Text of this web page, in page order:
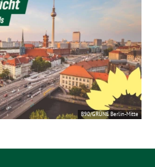
B90/GRÜNE Berlin-Mitte